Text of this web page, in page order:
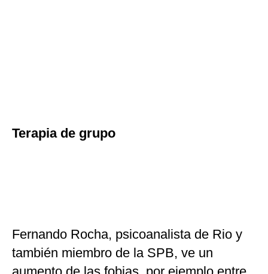
Terapia de grupo
Fernando Rocha, psicoanalista de Rio y
también miembro de la SPB, ve un